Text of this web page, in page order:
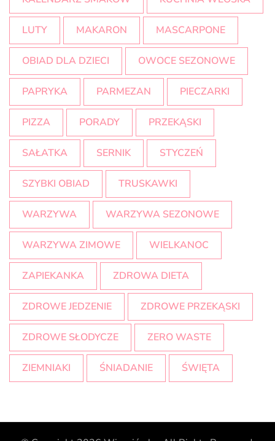
LUTY MAKARON MASCARPONE
OBIAD DLA DZIECI OWOCE SEZONOWE
PAPRYKA PARMEZAN PIECZARKI
PIZZA PORADY PRZEKĄSKI
SAŁATKA SERNIK STYCZEŃ
SZYBKI OBIAD TRUSKAWKI
WARZYWA WARZYWA SEZONOWE
WARZYWA ZIMOWE WIELKANOC
ZAPIEKANKA ZDROWA DIETA
ZDROWE JEDZENIE ZDROWE PRZEKĄSKI
ZDROWE SŁODYCZE ZERO WASTE
ZIEMNIAKI ŚNIADANIE ŚWIĘTA